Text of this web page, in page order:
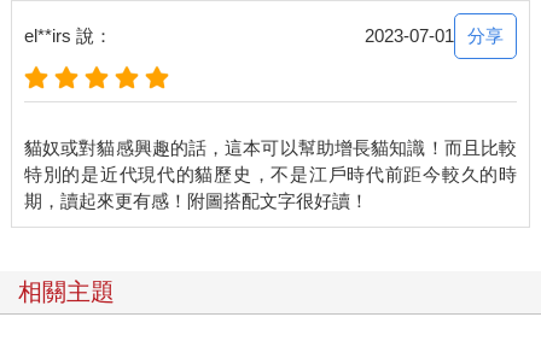
el**irs 說： 2023-07-01 分享
貓奴或對貓感興趣的話，這本可以幫助增長貓知識！而且比較
特別的是近代現代的貓歷史，不是江戶時代前距今較久的時
相關主題